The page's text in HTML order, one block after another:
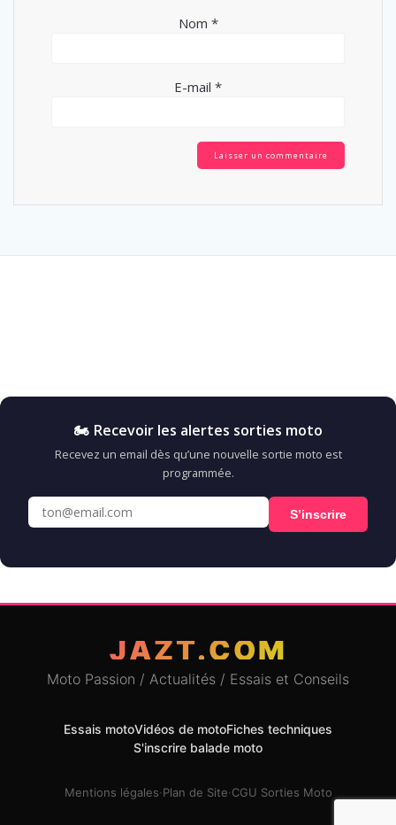
Nom *
E-mail *
🏍️ Recevoir les alertes sorties moto
Recevez un email dès qu’une nouvelle sortie moto est
programmée.
S’inscrire
JAZT.COM
Moto Passion / Actualités / Essais et Conseils
Essais motoVidéos de motoFiches techniques
S'inscrire balade moto
Mentions légales·Plan de Site·CGU Sorties Moto